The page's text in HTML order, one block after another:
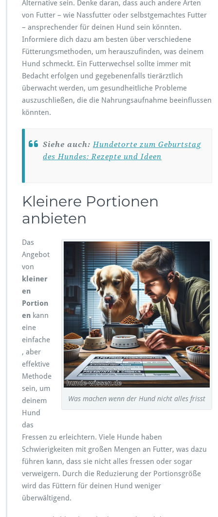
Alternative sein. Denke daran, dass auch andere Arten
von Futter – wie Nassfutter oder selbstgemachtes Futter
– ansprechender für deinen Hund sein könnten.
Informiere dich dazu am besten über verschiedene
Fütterungsmethoden, um herauszufinden, was deinem
Hund schmeckt. Ein Futterwechsel sollte immer mit
Bedacht erfolgen und gegebenenfalls tierärztlich
überwacht werden, um gesundheitliche Probleme
auszuschließen, die die Nahrungsaufnahme beeinflussen
könnten.
Siehe auch:Hundetorte zum Geburtstag
des Hundes: Rezepte und Ideen
Kleinere Portionen
anbieten
Was machen wenn der Hund nicht alles frisst
Das
Angebot
von
kleiner
en
Portion
en kann
eine
einfache
, aber
effektive
Methode
sein, um
deinem
Hund
das
Fressen zu erleichtern. Viele Hunde haben
Schwierigkeiten mit großen Mengen an Futter, was dazu
führen kann, dass sie nicht alles fressen oder sogar
verweigern. Durch die Reduzierung der Portionsgröße
wird das Füttern für deinen Hund weniger
überwältigend.